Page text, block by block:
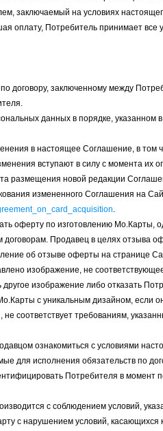
заключаемый на условиях
оплату, Потребитель принимает
договору, заключенному между
данных в порядке,
в настоящее Соглашение, в том
вступают в силу с момента их
размещения новой редакции
измененного Соглашения на
.
оферту по изготовлению Мо.Карты,
Продавец в целях отзыва
об отзыве оферты на странице
изображение, не
изображение либо отказать
с уникальным дизайном, если
соответствует требованиям,
ознакомиться с условиями
для исполнения обязательств по
Потребителя в момент
с соблюдением условий,
с нарушением условий, касающихся